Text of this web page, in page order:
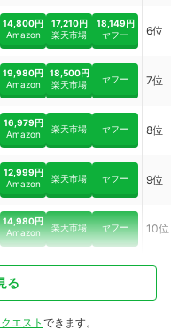
14,800円
Amazon
17,210円
楽天市場
18,149円
ヤフー
6位
19,980円
Amazon
18,500円
楽天市場
ヤフー 7位
16,979円
Amazon
楽天市場 ヤフー 8位
12,999円
Amazon
楽天市場 ヤフー 9位
14,980円
Amazon
楽天市場 ヤフー 10位
る
エスト できます。